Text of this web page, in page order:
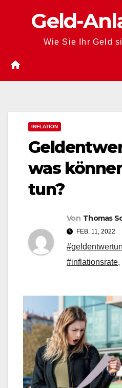
Geld-
Wie Sie Ihr Geld
INFLATION
was
tun?
Von Thomas
FEB. 11, 2022
#inflationsrate,